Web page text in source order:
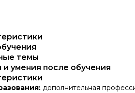
темы
и умения после обучения
дополнительная